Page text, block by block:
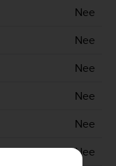
Nee
Nee
Nee
Nee
Nee
Nee